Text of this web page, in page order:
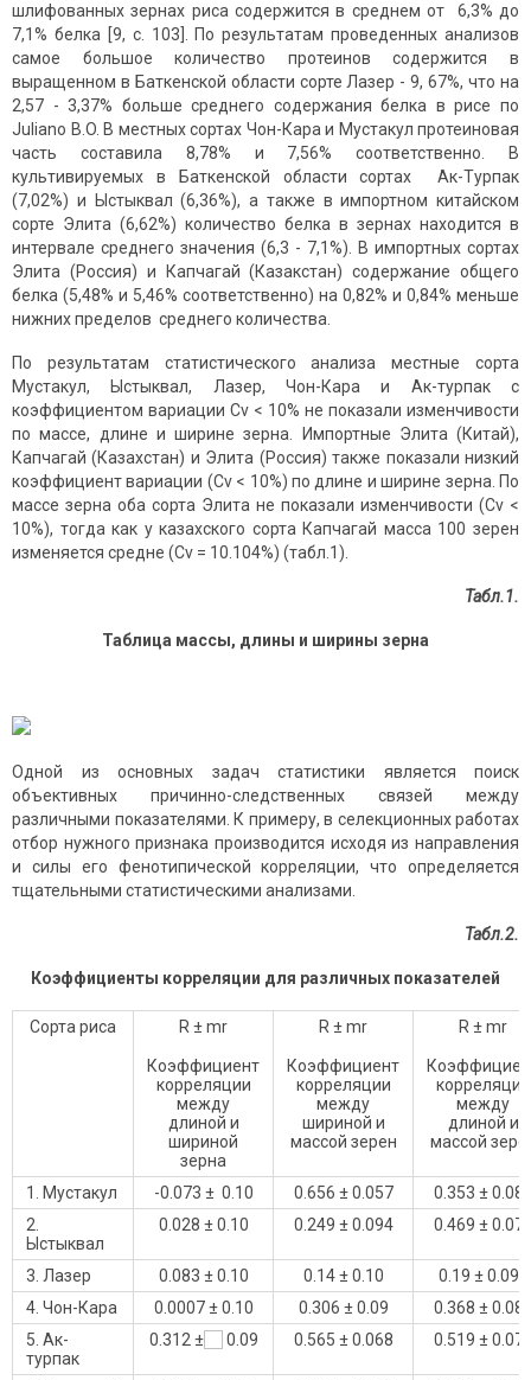
шлифованных зернах риса содержится в среднем от 6,3% до
7,1% белка [9, с. 103]. По результатам проведенных анализов
самое большое количество протеинов содержится в
выращенном в Баткенской области сорте Лазер - 9, 67%, что на
2,57 - 3,37% больше среднего содержания белка в рисе по
Juliano B.O. В местных сортах Чон-Кара и Мустакул протеиновая
часть составила 8,78% и 7,56% соответственно. В
культивируемых в Баткенской области сортах Ак-Турпак
(7,02%) и Ыстыквал (6,36%), а также в импортном китайском
сорте Элита (6,62%) количество белка в зернах находится в
интервале среднего значения (6,3 - 7,1%). В импортных сортах
Элита (Россия) и Капчагай (Казакстан) содержание общего
белка (5,48% и 5,46% соответственно) на 0,82% и 0,84% меньше
нижних пределов среднего количества.
По результатам статистического анализа местные сорта
Мустакул, Ыстыквал, Лазер, Чон-Кара и Ак-турпак с
коэффициентом вариации Сv < 10% не показали изменчивости
по массе, длине и ширине зерна. Импортные Элита (Китай),
Капчагай (Казахстан) и Элита (Россия) также показали низкий
коэффициент вариации (Сv < 10%) по длине и ширине зерна. По
массе зерна оба сорта Элита не показали изменчивости (Сv <
10%), тогда как у казахского сорта Капчагай масса 100 зерен
изменяется средне (Сv = 10.104%) (табл.1).
Табл.1.
Таблица массы, длины и ширины зерна
Одной из основных задач статистики является поиск
объективных причинно-следственных связей между
различными показателями. К примеру, в селекционных работах
отбор нужного признака производится исходя из направления
и силы его фенотипической корреляции, что определяется
тщательными статистическими анализами.
Табл.2.
Коэффициенты корреляции для различных показателей
Сорта риса R ± mr
Коэффициент
корреляции
между
длиной и
шириной
зерна
R ± mr
Коэффициент
корреляции
между
шириной и
массой зерен
R ± mr
корреляции
между
длиной и
массой
1. Мустакул -0.073 ± 0.10 0.656 ± 0.057
0.353 ±
2.
Ыстыквал
0.028 ± 0.10 0.249 ± 0.094 0.469 ±
3. Лазер 0.083 ± 0.10 0.14 ± 0.10
0.19 ± 0.096
4. Чон-Кара
0.0007 ± 0.10 0.306 ± 0.09
0.368 ±
5. Ак-
турпак
0.312 ± 0.09 0.565 ± 0.068 0.519 ±